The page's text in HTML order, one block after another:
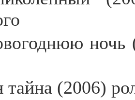
ночь
тайна (2006)